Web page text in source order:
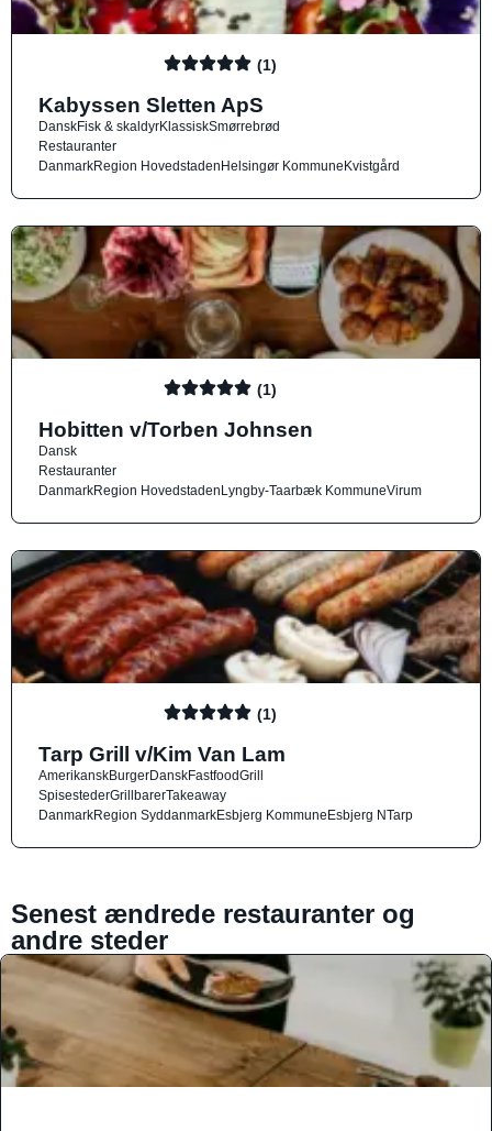
(1)
Kabyssen Sletten ApS
DanskFisk & skaldyrKlassiskSmørrebrød
Restauranter
DanmarkRegion HovedstadenHelsingør KommuneKvistgård
(1)
Hobitten v/Torben Johnsen
Dansk
Restauranter
DanmarkRegion HovedstadenLyngby-Taarbæk KommuneVirum
(1)
Tarp Grill v/Kim Van Lam
AmerikanskBurgerDanskFastfoodGrill
SpisestederGrillbarerTakeaway
DanmarkRegion SyddanmarkEsbjerg KommuneEsbjerg NTarp
Senest ændrede restauranter og
andre steder